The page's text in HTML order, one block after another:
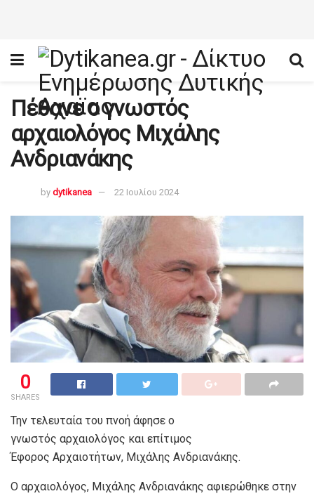
Πέθανε ο γνωστός
αρχαιολόγος Μιχάλης
Ανδριανάκης
by dytikanea 22 Ιουλίου 2024
0
SHARES
Την τελευταία του πνοή άφησε ο
γνωστός αρχαιολόγος και επίτιμος
Έφορος Αρχαιοτήτων, Μιχάλης Ανδριανάκης.
Ο αρχαιολόγος, Μιχάλης Ανδριανάκης αφιερώθηκε στην